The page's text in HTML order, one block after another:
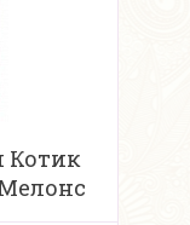
Котик